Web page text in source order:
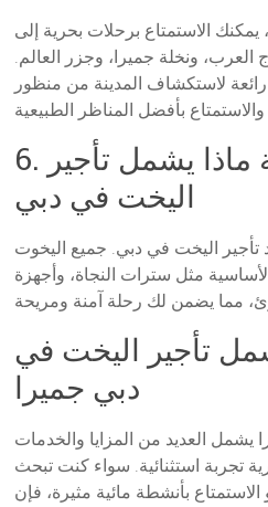
الاستمتاع برحلات بحرية إلى
العرب، ونخلة جميرا، وجزر العالم.
لاستكشاف المدينة من منظور
6. التأمين والسلامة ماذا يشمل تأجير
اليخت في دبي
تأجير اليخت في دبي. جميع اليخوت
مثل سترات النجاة، وأجهزة
تأجير اليخت في
دبي جميرا
يشمل العديد من المزايا والخدمات
تجربة استثنائية. سواء كنت تبحث
بأنشطة مائية مثيرة، فإن